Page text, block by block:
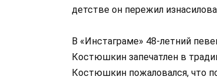
детстве он пережил
В «Инстаграме» 48-летний
Костюшкин запечатлен в
Костюшкин пожаловался, что